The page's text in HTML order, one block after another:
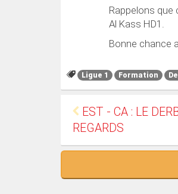
Rappelons
Al Kass HD1.
Bonne chance
Ligue 1 Formation
EST - CA : LE
REGARDS